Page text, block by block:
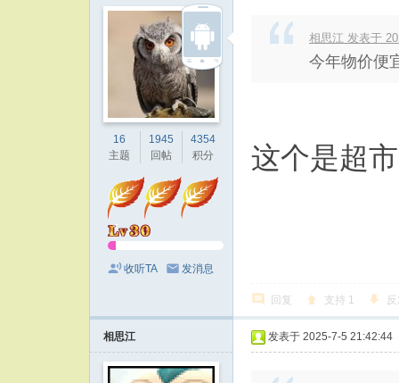
16
主题
1945
回帖
4354
积分
收听TA 发消息
相思江 发表于
今年物价便
这个是超
回复 支持 1
相思江 发表于 2025-7-5 21:42:44